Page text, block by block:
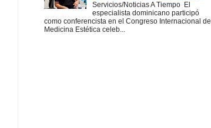
Servicios/Noticias A Tiempo El
especialista dominicano participó
como conferencista en el Congreso Internacional de
Medicina Estética celeb...